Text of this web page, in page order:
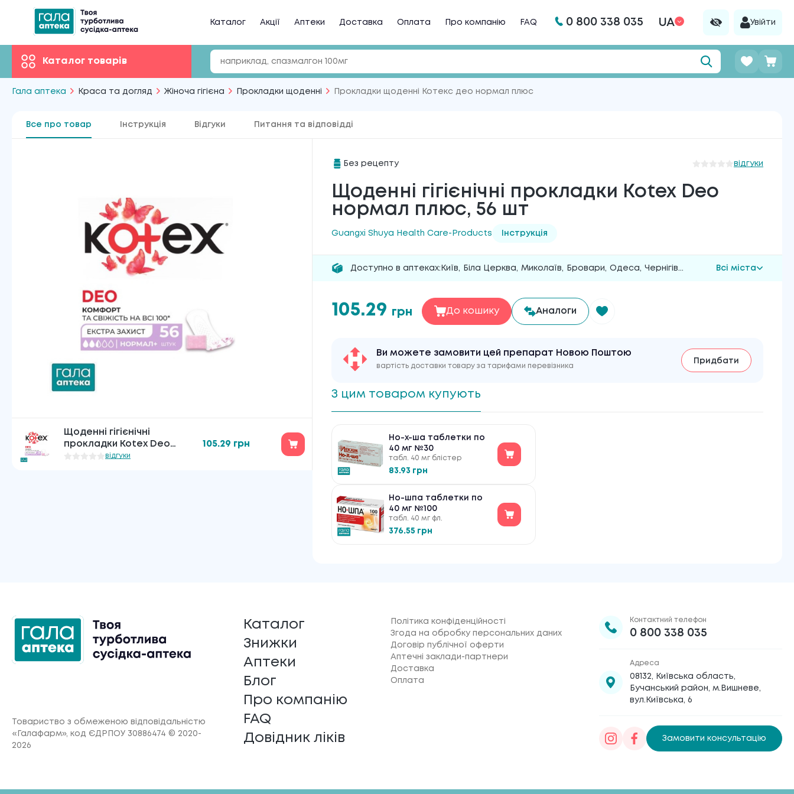
Каталог Акції Аптеки Доставка Оплата Про компанію FAQ 0 800 338 035 UA Увійти
Каталог товарів
Гала аптека Краса та догляд Жіноча гігієна Прокладки щоденні Прокладки щоденні Котекс део нормал плюс
Все про товар Інструкція Відгуки Питання та відповідді
Щоденні гігієнічні
прокладки Kotex Deo
нормал плюс, 56 шт
відгуки
105.29 грн
Без рецепту відгуки
Щоденні гігієнічні прокладки Kotex Deo
нормал плюс, 56 шт
Guangxi Shuya Health Care-Products Інструкція
Доступно в аптеках: Київ, Біла Церква, Миколаїв, Бровари, Одеса, Чернігів... Всі міста
105.29 грн До кошику Аналоги
Ви можете замовити цей препарат Новою Поштою
вартість доставки товару за тарифами перевізника
Придбати
З цим товаром купують
Но-х-ша таблетки по
40 мг №30
табл. 40 мг блістер
83.93 грн
Но-шпа таблетки по
40 мг №100
табл. 40 мг фл.
376.55 грн
Товариство з обмеженою відповідальністю
«Галафарм», код ЄДРПОУ 30886474 © 2020-
2026
Каталог
Знижки
Аптеки
Блог
Про компанію
FAQ
Довідник ліків
Політика конфіденційності
Згода на обробку персональних даних
Договір публічної оферти
Аптечні заклади-партнери
Доставка
Оплата
Контактний телефон
0 800 338 035
Адреса
08132, Київська область,
Бучанський район, м.Вишневе,
вул.Київська, 6
Замовити консультацію